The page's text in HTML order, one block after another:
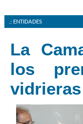
.: ENTIDADES
La
los
vidrieras